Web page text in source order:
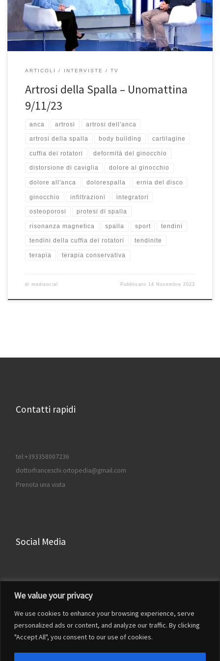
We value your privacy
We use cookies to enhance your browsing experience, serve
personalized ads or content, and analyze our traffic. By clicking
"Accept All", you consent to our use of cookies.
più o meno insorge questo problema?Può insorgere intorno ai
[…]
ARTICOLI INTERVISTE TV
Artrosi della Spalla – Unomattina
9/11/23
anca artrosi artrosi dell'anca
artrosi della spalla body building cartilagine
cuffia dei rotatori deformità del ginocchio
distorsione di caviglia dolore al ginocchio
dolore all'anca dolorespalla ernia del disco
ginocchio infiltrazioni integratori
osteoporosi protesi di spalla
risonanza magnetica spalla sport tendini
tendini della cuffia dei rotatori tendinite
terapia terapia conservativa
di medisocial Pubblicato 14 Novembre 2023
Contatti rapidi
tel:+393358007236
dottorfranceschi.ortopedia@gmail.com
Prenota una visita
Social Media
Facebook
LinkedIn